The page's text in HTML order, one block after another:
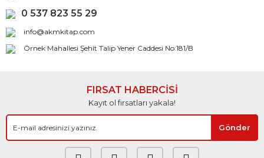
0 537 823 55 29
info@akmkitap.com
Örnek Mahallesi Şehit Talip Yener Caddesi No:181/B
FIRSAT HABERCİSİ
Kayıt ol fırsatları yakala!
Gönder